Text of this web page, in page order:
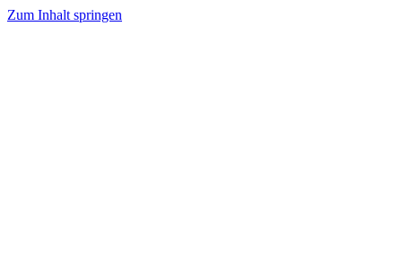
Zum Inhalt springen